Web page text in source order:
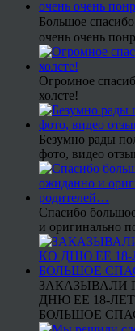
Большое
очень очень
Огромное
холсте!
Безумно рады
фото, видео
Спасибо
и оригинально
ЗАКАЗЫВАЛИ
ДНЮ ЕЕ 18-
БОЛЬШОЕ